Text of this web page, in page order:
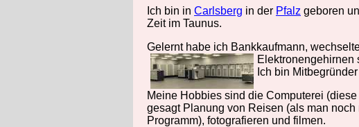
Ich bin in Carlsberg in der Pfalz geboren
Zeit im Taunus.
Gelernt habe ich Bankkaufmann,
Elektronengehirnen
Ich bin
Meine Hobbies sind die Computerei
gesagt Planung von Reisen (als man
Programm), fotografieren und filmen.